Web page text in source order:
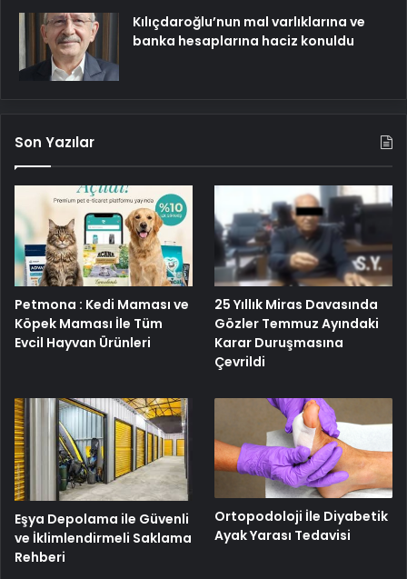
Kılıçdaroğlu’nun mal varlıklarına ve
banka hesaplarına haciz konuldu
Son Yazılar
Petmona : Kedi Maması ve
Köpek Maması İle Tüm
Evcil Hayvan Ürünleri
25 Yıllık Miras Davasında
Gözler Temmuz Ayındaki
Karar Duruşmasına
Çevrildi
Eşya Depolama ile Güvenli
ve İklimlendirmeli Saklama
Rehberi
Ortopodoloji İle Diyabetik
Ayak Yarası Tedavisi